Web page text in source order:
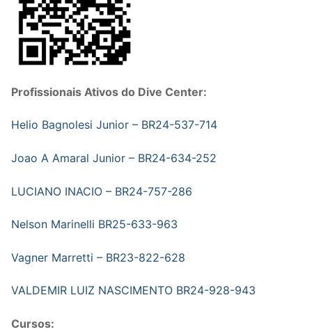
Profissionais Ativos do Dive Center:
Helio Bagnolesi Junior – BR24-537-714
Joao A Amaral Junior – BR24-634-252
LUCIANO INACIO – BR24-757-286
Nelson Marinelli BR25-633-963
Vagner Marretti – BR23-822-628
VALDEMIR LUIZ NASCIMENTO BR24-928-943
Cursos: